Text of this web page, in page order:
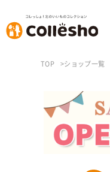
TOP ショップ一覧